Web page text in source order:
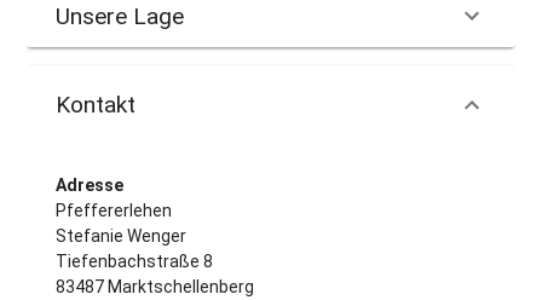
Unsere Lage
Kontakt
Adresse
Pfeffererlehen
Stefanie Wenger
Tiefenbachstraße 8
83487 Marktschellenberg